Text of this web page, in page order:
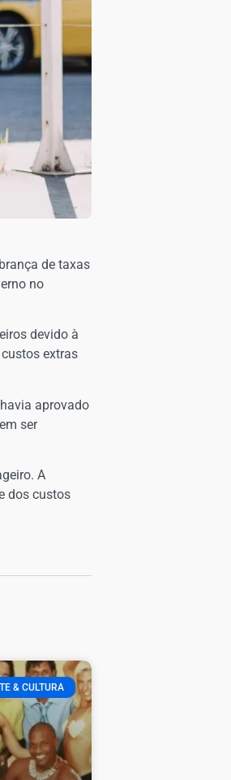
de taxas
no
devido à
extras
aprovado
ser
A
dos custos
& CULTURA